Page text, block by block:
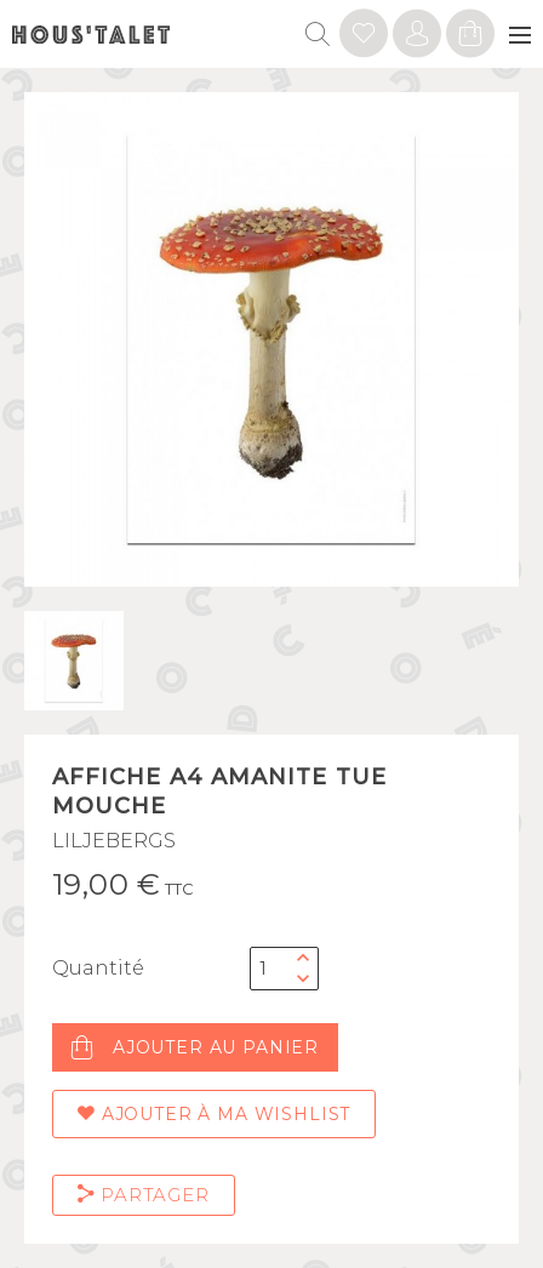
AFFICHE A4 AMANITE TUE
MOUCHE
LILJEBERGS
19,00 € TTC
Quantité
AJOUTER AU PANIER
AJOUTER À MA WISHLIST
PARTAGER